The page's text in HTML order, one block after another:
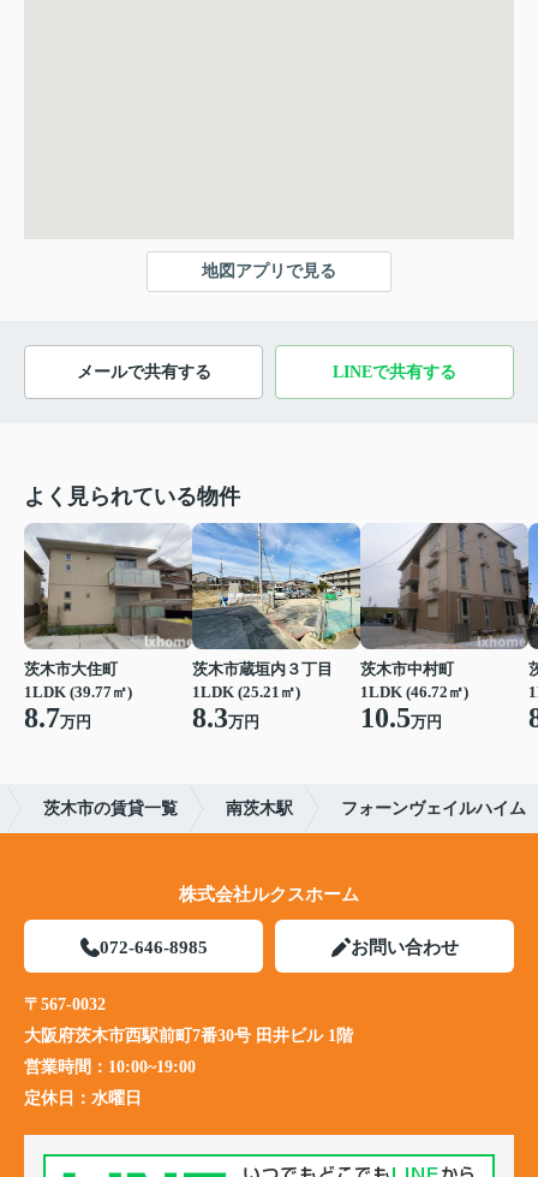
地図アプリで見る
メールで共有する LINEで共有する
よく見られている物件
茨木市大住町
1LDK (39.77㎡)
8.7万円
茨木市蔵垣内３丁目
1LDK (25.21㎡)
8.3万円
茨木市中村町
1LDK (46.72㎡)
10.5万円
茨木市の賃貸一覧 南茨木駅 フォーンヴェイルハイム
株式会社ルクスホーム
072-646-8985 お問い合わせ
〒567-0032
大阪府茨木市西駅前町7番30号 田井ビル 1階
営業時間： 10:00~19:00
定休日： 水曜日